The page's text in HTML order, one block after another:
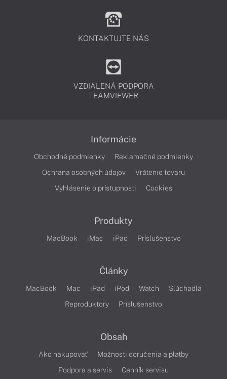
KONTAKTUJTE NÁS
VZDIALENÁ PODPORA
TEAMVIEWER
Informácie
Obchodné podmienky
Reklamačné podmienky
Ochrana osobných údajov
Vrátenie tovaru
Vyhlásenie o prístupnosti
Cookies
Produkty
MacBook iMac iPad Príslušenstvo
Články
MacBook Mac iPad iPod Watch
Slúchadlá
Reproduktory
Príslušenstvo
Obsah
Ako nakupovať
Možnosti doručenia a platby
Podpora a servis
Cenník servisu